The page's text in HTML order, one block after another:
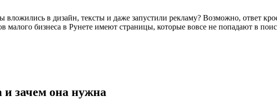
вложились в дизайн, тексты и даже запустили рекламу? Возможно, ответ
малого бизнеса в Рунете имеют страницы, которые вовсе не попадают в
и зачем она нужна